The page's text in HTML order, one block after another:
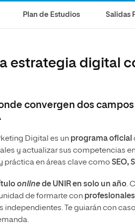
CienciasOficina
Escuela de Humanidades
Plan de Estudios Salidas
estrategia digital
convergen dos
Digital es un programa oficial
y actualizar sus competencias
práctica en áreas clave como SEO,
onlinede UNIR en solo un año.
de formarte con
independientes. Te guiarán con